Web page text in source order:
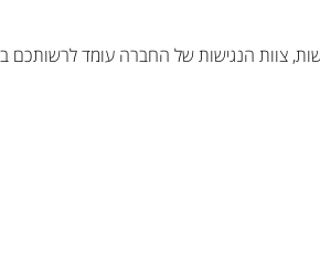
צוות הנגישות של החברה עומד לרשותכם